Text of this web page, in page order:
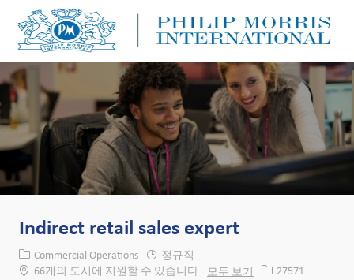
Indirect retail sales expert
카테고리
Commercial Operations
정규직
66개의 도시에 지원할 수 있습니다
모두 보기 Job ID27571